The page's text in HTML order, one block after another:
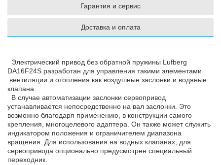
Гарантия и сервис
Доставка и оплата
Электрический привод без обратной пружины Lufberg
DA16F24S разработан для управления такими элементами
вентиляции и отопления как воздушные заслонки и водяные
клапана.
В случае автоматизации заслонки сервопривод
устанавливается непосредственно на вал заслонки. Это
возможно благодаря применению, в конструкции самого
крепления, многоцелевого адаптера. Он также может служить
индикатором положения и ограничителем диапазона
вращения. Для использования на водных клапанах, для
сервопривода опционально предусмотрен специальный
переходник.